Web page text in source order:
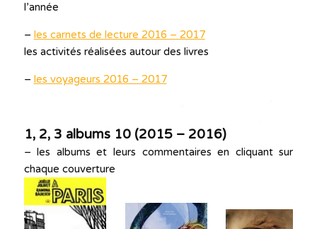
l’année
– les carnets de lecture 2016 – 2017
les activités réalisées autour des livres
– les voyageurs 2016 – 2017
1, 2, 3 albums 10 (2015 – 2016)
– les albums et leurs commentaires en cliquant sur
chaque couverture